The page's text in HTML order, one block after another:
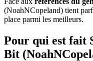
(NoahNCopeland) tient
place parmi les meilleurs.
Pour qui est fait
Bit